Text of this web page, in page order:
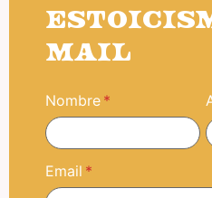
MAIL
Nombre
Email